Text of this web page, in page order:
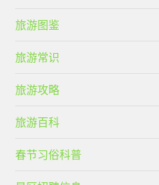
旅游图鉴
旅游常识
旅游攻略
旅游百科
春节习俗科普